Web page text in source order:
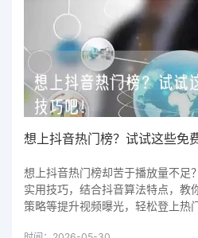
想上抖音热门榜？试试这些免
想上抖音热门榜却苦于播放量不足
实用技巧，结合抖音算法特点，教
策略等提升视频曝光，轻松登上热